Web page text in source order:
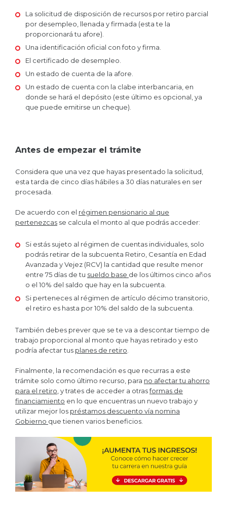
La solicitud de disposición de recursos por retiro parcial
por desempleo, llenada y firmada (esta te la
proporcionará tu afore).
Una identificación oficial con foto y firma.
El certificado de desempleo.
Un estado de cuenta de la afore.
Un estado de cuenta con la clabe interbancaria, en
donde se hará el depósito (este último es opcional, ya
que puede emitirse un cheque).
Antes de empezar el trámite
Considera que una vez que hayas presentado la solicitud,
esta tarda de cinco días hábiles a 30 días naturales en ser
procesada.
De acuerdo con el régimen pensionario al que
pertenezcas se calcula el monto al que podrás acceder:
Si estás sujeto al régimen de cuentas individuales, solo
podrás retirar de la subcuenta Retiro, Cesantía en Edad
Avanzada y Vejez (RCV) la cantidad que resulte menor
entre 75 días de tu sueldo base de los últimos cinco años
o el 10% del saldo que hay en la subcuenta.
Si perteneces al régimen de artículo décimo transitorio,
el retiro es hasta por 10% del saldo de la subcuenta.
También debes prever que se te va a descontar tiempo de
trabajo proporcional al monto que hayas retirado y esto
podría afectar tus planes de retiro.
Finalmente, la recomendación es que recurras a este
trámite solo como último recurso, para no afectar tu ahorro
para el retiro, y trates de acceder a otrasformas de
financiamiento en lo que encuentras un nuevo trabajo y
utilizar mejor los préstamos descuento vía nomina
Gobierno que tienen varios beneficios.